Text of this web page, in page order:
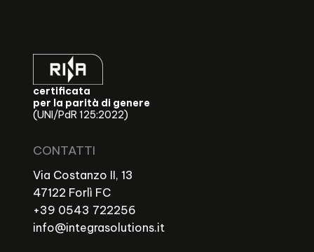
certificata
per la parità di genere
(UNI/PdR 125:2022)
CONTATTI
Via Costanzo II, 13
47122 Forlì FC
+39 0543 722256
info@integrasolutions.it